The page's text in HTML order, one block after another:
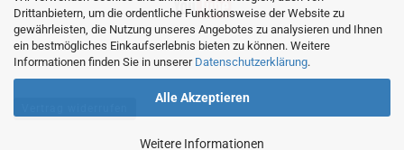
Drittanbietern, um die ordentliche Funktionsweise der Website zu
gewährleisten, die Nutzung unseres Angebotes zu analysieren und Ihnen
ein bestmögliches Einkaufserlebnis bieten zu können. Weitere
Informationen finden Sie in unserer Datenschutzerklärung.
Alle Akzeptieren
Weitere Informationen